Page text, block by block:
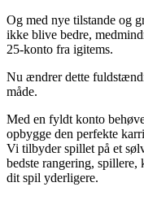
Og med nye tilstande og
ikke blive bedre,
25-konto fra igitems.
Nu ændrer dette
måde.
Med en fyldt konto
opbygge den perfekte
Vi tilbyder spillet på et
bedste rangering,
dit spil yderligere.